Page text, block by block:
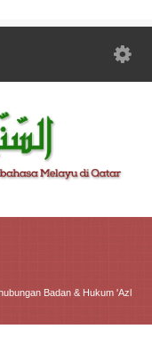
Badan & Hukum 'Azl